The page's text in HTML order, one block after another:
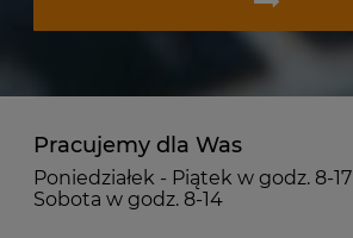
Pracujemy dla Was
Poniedziałek - Piątek w godz. 8-17
Sobota w godz. 8-14